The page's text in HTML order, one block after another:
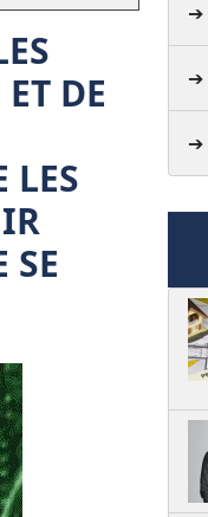
DE
LES
SE